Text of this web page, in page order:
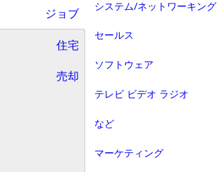
ジョブ
住宅
売却
システム/ネットワーキング
セールス
ソフトウェア
テレビ ビデオ ラジオ
など
マーケティング